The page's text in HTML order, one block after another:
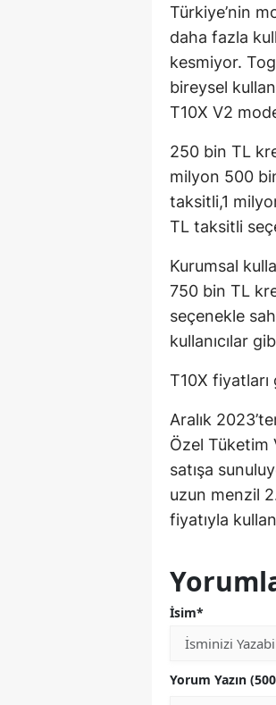
Türkiye’nin
daha fazla
kesmiyor.
bireysel
T10X V2
250 bin TL
milyon 500
taksitli,1
TL taksitli
Kurumsal
750 bin TL
seçenekle
kullanıcılar
T10X
Aralık
Özel Tüketim
satışa
uzun menzil
fiyatıyla
İsim*
Yorum Yazın